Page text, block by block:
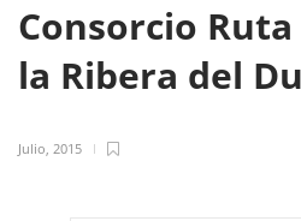
Consorcio
la Ribera del
Julio, 2015